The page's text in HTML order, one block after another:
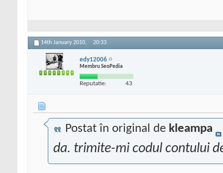
14th January 2010, 20:33
edy12006
Membru SeoPedia
Reputatie: 43
Postat în original de kleampa
da. trimite-mi codul contului